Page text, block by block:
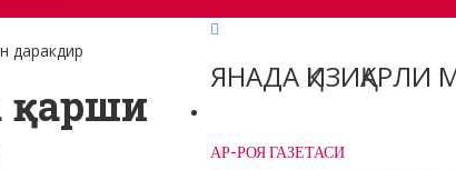
даракдир
қарши
ЯНАДА ҚИЗИҚАРЛИ
АР-РОЯ ГАЗЕТАСИ